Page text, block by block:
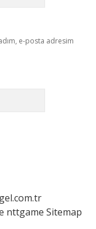
e-posta adresim
nttgame Sitemap